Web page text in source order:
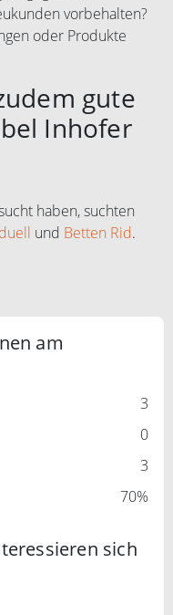
vorbehalten?
oder Produkte
gute
Inhofer
haben, suchten
und Betten Rid.
am
3
0
3
70%
sich